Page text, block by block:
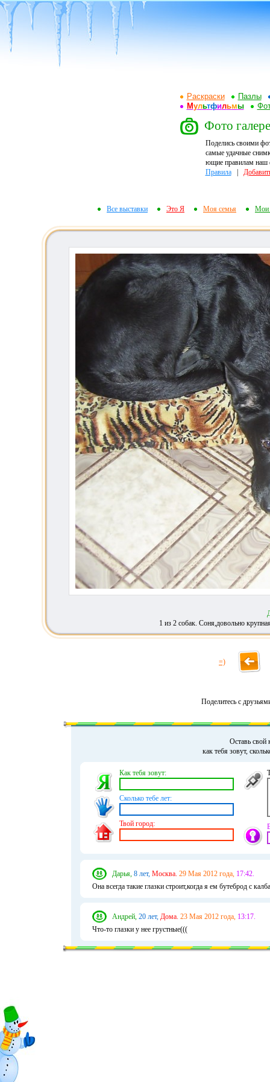
Раскраски
Пазлы
Мультфильмы
Фото
Поделись своими
самые удачные
ющие правилам наш
Правила|
Все выставки Это Я Моя семья Мои
1 из 2 собак. Соня,довольно
=)
Поделитесь с
Оставь свой
как тебя зовут,
Как тебя зовут:
Сколько тебе лет:
Твой город:
Дарья, 8 лет, Москва. 29 Мая 2012 года, 17:42.
Она всегда такие глазки строит,когда я ем бутеброд с
Андрей, 20 лет, Дома. 23 Мая 2012 года, 13:17.
Что-то глазки у нее грустные(((